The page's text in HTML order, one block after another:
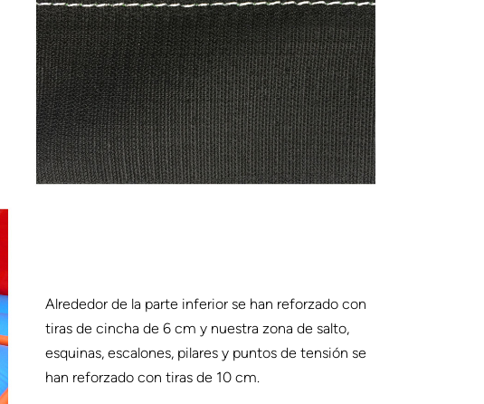
Alrededor de la parte inferior se han reforzado con
tiras de cincha de 6 cm y nuestra zona de salto,
esquinas, escalones, pilares y puntos de tensión se
han reforzado con tiras de 10 cm.